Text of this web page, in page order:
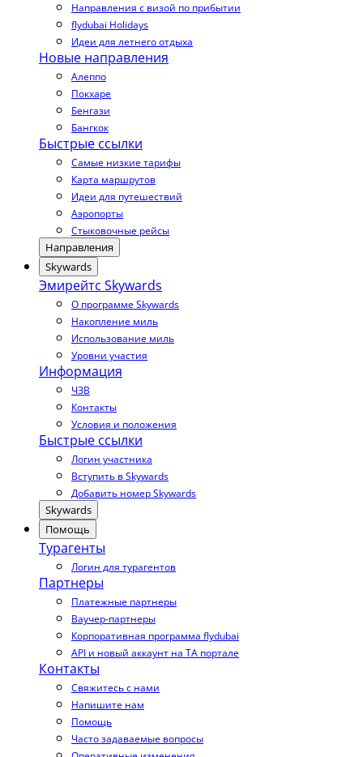
Направления с визой по прибытии
flydubai Holidays
Идеи для летнего отдыха
Новые направления
Алеппо
Покхаре
Бенгази
Бангкок
Быстрые ссылки
Самые низкие тарифы
Карта маршрутов
Идеи для путешествий
Аэропорты
Стыковочные рейсы
Направления
Skywards
Эмирейтс Skywards
О программе Skywards
Накопление миль
Использование миль
Уровни участия
Информация
ЧЗВ
Контакты
Условия и положения
Быстрые ссылки
Логин участника
Вступить в Skywards
Добавить номер Skywards
Skywards
Помощь
Турагенты
Логин для турагентов
Партнеры
Платежные партнеры
Ваучер-партнеры
Корпоративная программа flydubai
API и новый аккаунт на TA портале
Контакты
Свяжитесь с нами
Напишите нам
Помощь
Часто задаваемые вопросы